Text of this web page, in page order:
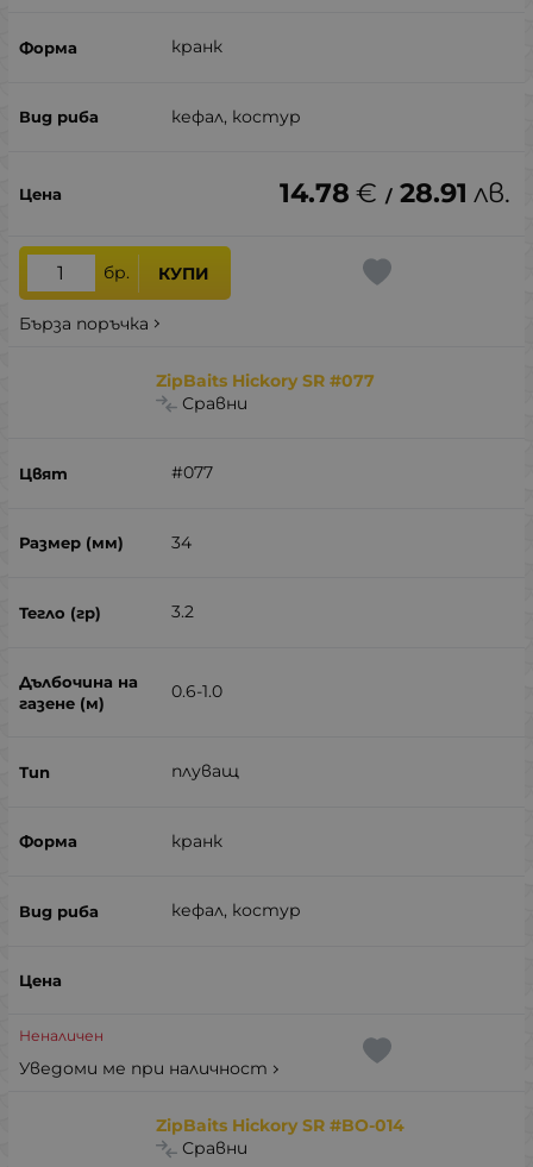
кранк
кефал, костур
14.78 € / 28.91 лв.
бр. КУПИ
Бърза поръчка
ZipBaits Hickory SR #077
Сравни
#077
34
3.2
0.6-1.0
плуващ
кранк
кефал, костур
Неналичен
Уведоми ме при наличност
ZipBaits Hickory SR #BO-014
Сравни